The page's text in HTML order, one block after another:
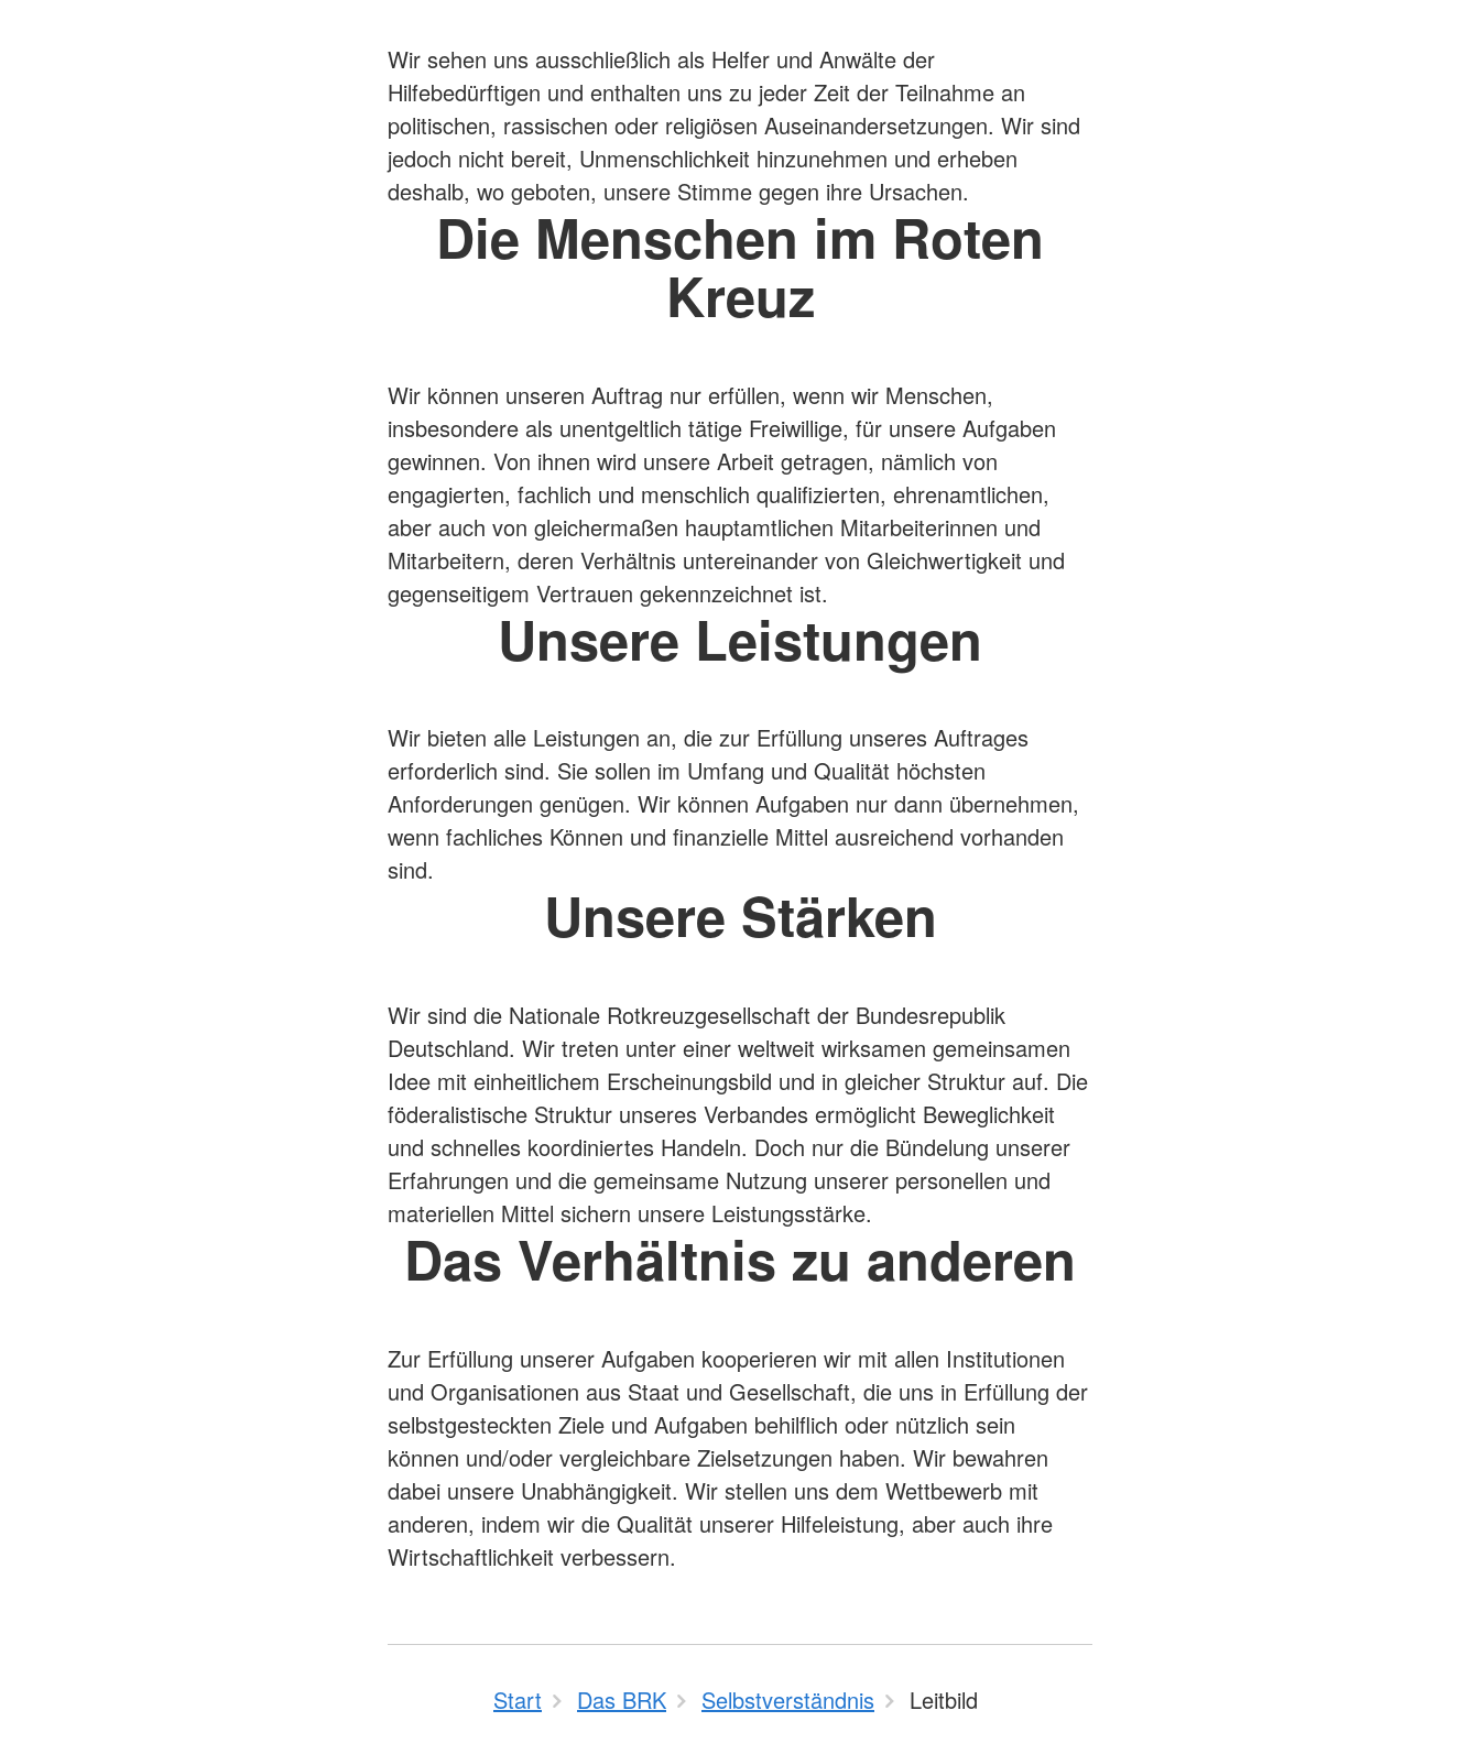
Wir sehen uns ausschließlich als Helfer und Anwälte der
Hilfebedürftigen und enthalten uns zu jeder Zeit der Teilnahme an
politischen, rassischen oder religiösen Auseinandersetzungen. Wir sind
jedoch nicht bereit, Unmenschlichkeit hinzunehmen und erheben
deshalb, wo geboten, unsere Stimme gegen ihre Ursachen.
Die Menschen im Roten
Kreuz
Wir können unseren Auftrag nur erfüllen, wenn wir Menschen,
insbesondere als unentgeltlich tätige Freiwillige, für unsere Aufgaben
gewinnen. Von ihnen wird unsere Arbeit getragen, nämlich von
engagierten, fachlich und menschlich qualifizierten, ehrenamtlichen,
aber auch von gleichermaßen hauptamtlichen Mitarbeiterinnen und
Mitarbeitern, deren Verhältnis untereinander von Gleichwertigkeit und
gegenseitigem Vertrauen gekennzeichnet ist.
Unsere Leistungen
Wir bieten alle Leistungen an, die zur Erfüllung unseres Auftrages
erforderlich sind. Sie sollen im Umfang und Qualität höchsten
Anforderungen genügen. Wir können Aufgaben nur dann übernehmen,
wenn fachliches Können und finanzielle Mittel ausreichend vorhanden
sind.
Unsere Stärken
Wir sind die Nationale Rotkreuzgesellschaft der Bundesrepublik
Deutschland. Wir treten unter einer weltweit wirksamen gemeinsamen
Idee mit einheitlichem Erscheinungsbild und in gleicher Struktur auf. Die
föderalistische Struktur unseres Verbandes ermöglicht Beweglichkeit
und schnelles koordiniertes Handeln. Doch nur die Bündelung unserer
Erfahrungen und die gemeinsame Nutzung unserer personellen und
materiellen Mittel sichern unsere Leistungsstärke.
Das Verhältnis zu anderen
Zur Erfüllung unserer Aufgaben kooperieren wir mit allen Institutionen
und Organisationen aus Staat und Gesellschaft, die uns in Erfüllung der
selbstgesteckten Ziele und Aufgaben behilflich oder nützlich sein
können und/oder vergleichbare Zielsetzungen haben. Wir bewahren
dabei unsere Unabhängigkeit. Wir stellen uns dem Wettbewerb mit
anderen, indem wir die Qualität unserer Hilfeleistung, aber auch ihre
Wirtschaftlichkeit verbessern.
Start Das BRK Selbstverständnis Leitbild